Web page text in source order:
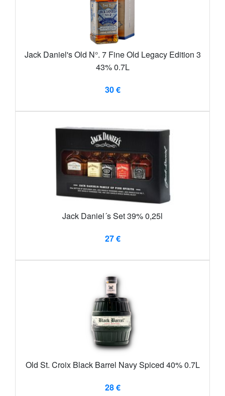
Jack Daniel's Old N°. 7 Fine Old Legacy Edition 3
43% 0.7L
30 €
Jack Daniel´s Set 39% 0,25l
27 €
Old St. Croix Black Barrel Navy Spiced 40% 0.7L
28 €